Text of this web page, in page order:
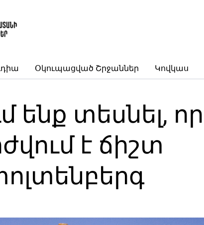
Օկուպացված Շրջաններ Կովկաս
ենք տեսնել, որ
է ճիշտ